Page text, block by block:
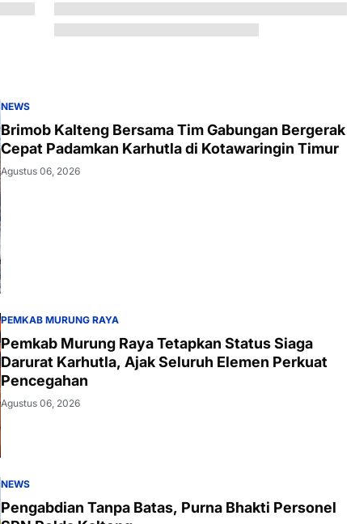
NEWS
Brimob Kalteng Bersama Tim Gabungan Bergerak
Cepat Padamkan Karhutla di Kotawaringin Timur
Agustus 06, 2026
PEMKAB MURUNG RAYA
Pemkab Murung Raya Tetapkan Status Siaga
Darurat Karhutla, Ajak Seluruh Elemen Perkuat
Pencegahan
Agustus 06, 2026
NEWS
Pengabdian Tanpa Batas, Purna Bhakti Personel